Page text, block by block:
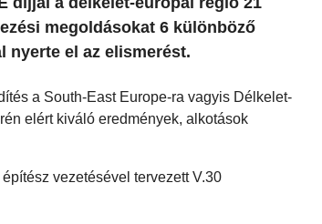
megoldásokat 6 különböző
nyerte el az elismerést.
a South-East Europe-ra vagyis Délkelet-
elért kiváló eredmények, alkotások
vezetésével tervezett V.30